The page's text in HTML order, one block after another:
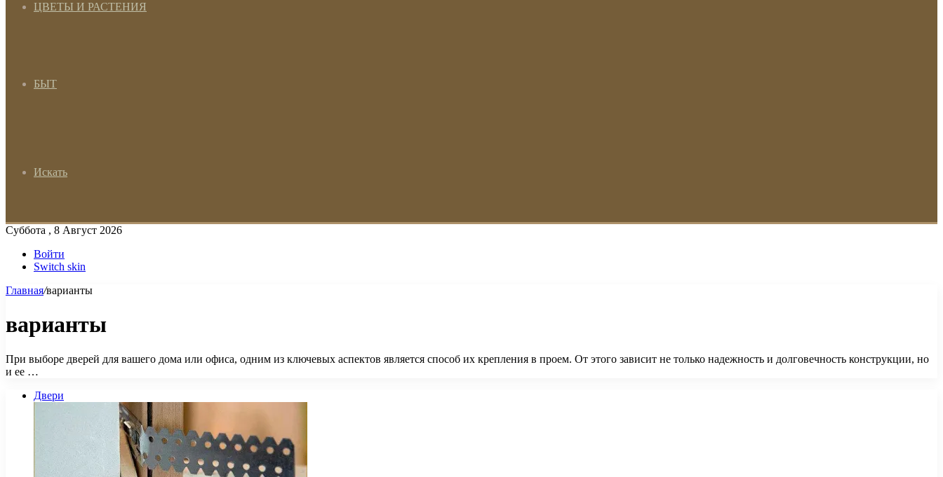
ЦВЕТЫ И РАСТЕНИЯ
БЫТ
Искать
Суббота , 8 Август 2026
Войти
Switch skin
Главная/варианты
варианты
При выборе дверей для вашего дома или офиса, одним из ключевых аспектов является способ их крепления в проем. От этого зависит не только надежность и долговечность конструкции, но
и ее …
Двери